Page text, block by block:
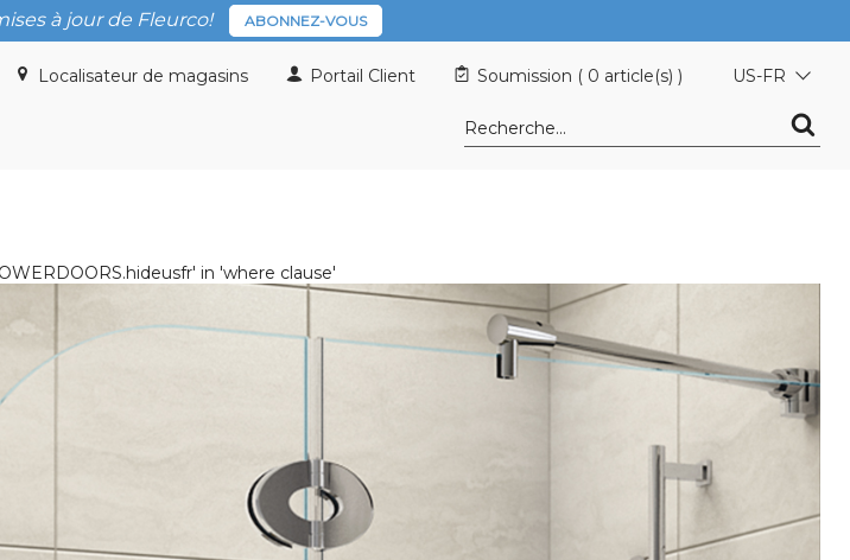
à jour de Fleurco! ABONNEZ-VOUS
Localisateur de magasins Portail Client Soumission ( 0 article(s) ) US-FR
in 'where clause'